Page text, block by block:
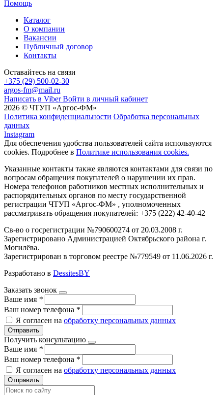
Помощь
Каталог
О компании
Вакансии
Публичный договор
Контакты
Оставайтесь на связи
+375 (29) 500-02-30
argos-fm@mail.ru
Написать в Viber Войти в личный кабинет
2026 © ЧТУП «Аргос-ФМ»
Политика конфиденциальности Обработка персональных
данных
Instagram
Для обеспечения удобства пользователей сайта используются
cookies. Подробнее в Политике использования cookies.
Указанные контакты также являются контактами для связи по
вопросам обращения покупателей о нарушении их прав.
Номера телефонов работников местных исполнительных и
распорядительных органов по месту государственной
регистрации ЧТУП «Аргос-ФМ» , уполномоченных
рассматривать обращения покупателей: +375 (222) 42-40-42
Св-во о госрегистрации №790600274 от 20.03.2008 г.
Зарегистрировано Администрацией Октябрьского района г.
Могилёва.
Зарегистрирован в торговом реестре №779549 от 11.06.2026 г.
Разработано в DessitesBY
Заказать звонок
Ваше имя *
Ваш номер телефона *
Я согласен на обработку персональных данных
Отправить
Получить консультацию
Ваше имя *
Ваш номер телефона *
Я согласен на обработку персональных данных
Отправить